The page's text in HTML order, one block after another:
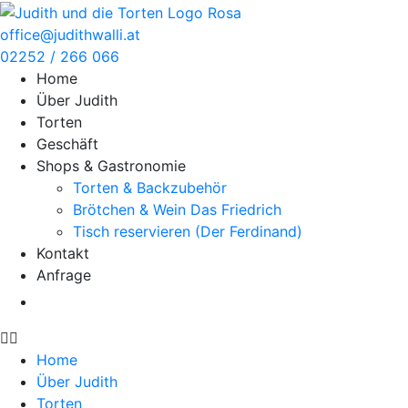
Zum
Inhalt
springen
office@judithwalli.at
02252 / 266 066
Home
Über Judith
Torten
Geschäft
Shops & Gastronomie
Torten & Backzubehör
Brötchen & Wein Das Friedrich
Tisch reservieren (Der Ferdinand)
Kontakt
Anfrage
Home
Über Judith
Torten